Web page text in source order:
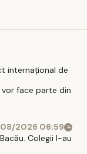
internațional de
face parte din
2026 06:59
Colegii l-au